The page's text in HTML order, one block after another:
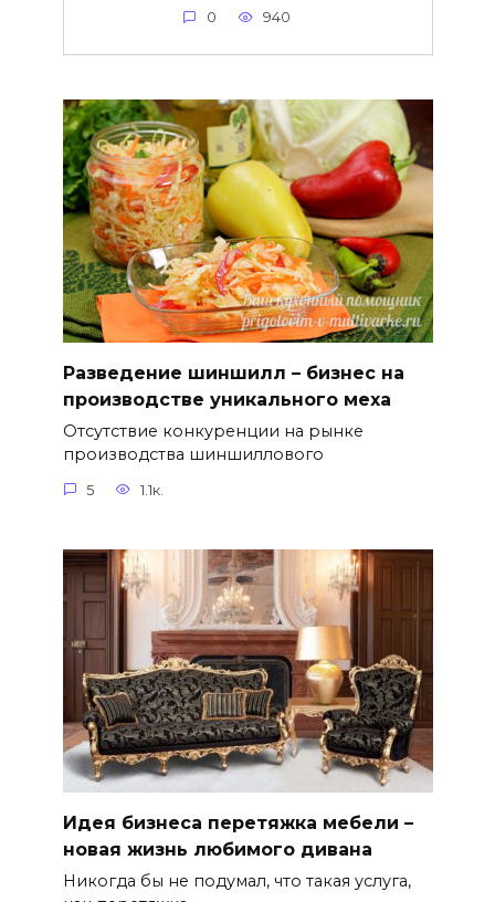
0 940
Разведение шиншилл – бизнес на
производстве уникального меха
Отсутствие конкуренции на рынке
производства шиншиллового
5 1.1к.
Идея бизнеса перетяжка мебели –
новая жизнь любимого дивана
Никогда бы не подумал, что такая услуга,